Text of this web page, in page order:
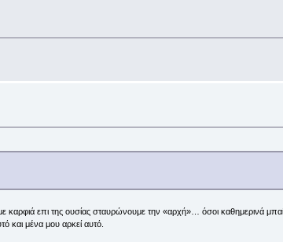
επι της ουσίας σταυρώνουμε την «αρχή»… όσοι καθημερινά
και μένα μου αρκεί αυτό.